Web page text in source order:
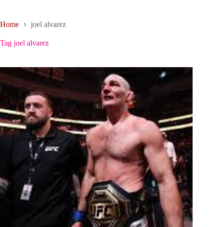
Home joel alvarez
Tag joel alvarez